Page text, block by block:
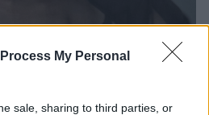
My Personal
sale, sharing to third parties, or